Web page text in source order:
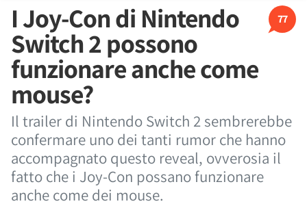
77
I Joy-Con di Nintendo
Switch 2 possono
funzionare anche come
mouse?
Il trailer di Nintendo Switch 2 sembrerebbe
confermare uno dei tanti rumor che hanno
accompagnato questo reveal, ovverosia il
fatto che i Joy-Con possano funzionare
anche come dei mouse.